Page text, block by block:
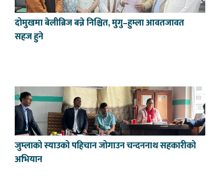
दोमुखमा बेलीब्रिज बन्ने निश्चित, मुगु–हुम्ला आवतजावत
सहज हुने
जुम्लाको स्याउको पहिचान जोगाउन चन्दननाथ सहकारीको
अभियान